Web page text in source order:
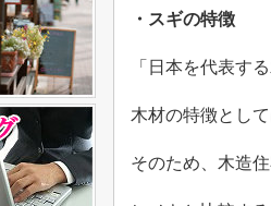
・スギの特徴
「日本を代表す
木材の特徴とし
そのため、木造